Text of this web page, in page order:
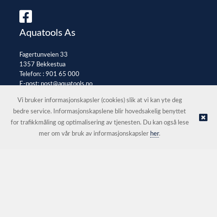
Aquatools As
Fagertunveien 33
1357 Bekkestua
Telefon: : 901 65 000
E-post:post@aquatools.no
© Aquatools As |Nettbutikk levert av Kréatif
Vi bruker informasjonskapsler (cookies) slik at vi kan yte deg
bedre service. Informasjonskapslene blir hovedsakelig benyttet
for trafikkmåling og optimalisering av tjenesten. Du kan også lese
mer om vår bruk av informasjonskapsler her.